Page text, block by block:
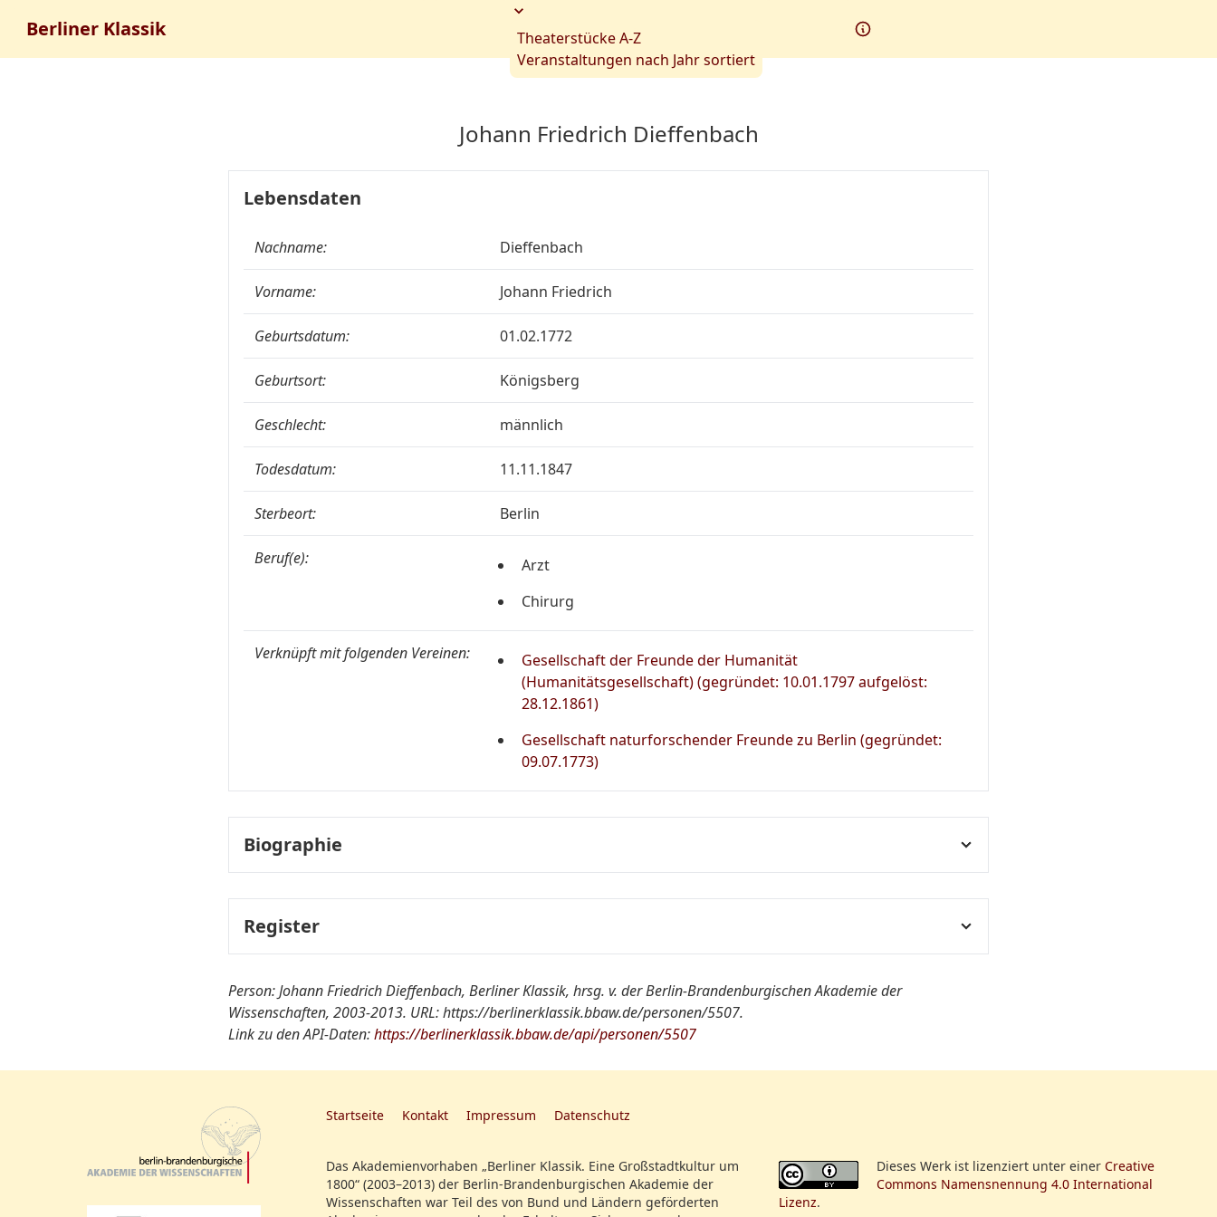
Berliner Klassik
Theaterstücke A-Z
Veranstaltungen nach Jahr sortiert
Johann Friedrich Dieffenbach
Lebensdaten
Nachname: Dieffenbach
Vorname: Johann Friedrich
Geburtsdatum: 01.02.1772
Geburtsort: Königsberg
Geschlecht: männlich
Todesdatum: 11.11.1847
Sterbeort: Berlin
Beruf(e):
Arzt
Chirurg
Verknüpft mit folgenden Vereinen:
Gesellschaft der Freunde der Humanität
(Humanitätsgesellschaft) (gegründet: 10.01.1797 aufgelöst:
28.12.1861)
Gesellschaft naturforschender Freunde zu Berlin (gegründet:
09.07.1773)
Biographie
Lebenslauf: Dr. medicinae
Mitglied der Gesellschaft der Freunde der Humanität.
Weitere biographische Angaben konnten bisher nicht ermittelt
werden.
Register
Chirurgie
Gruppen/Vereinigungen-Register: Humanitätsgesellschaft
Person: Johann Friedrich Dieffenbach, Berliner Klassik, hrsg. v. der Berlin-Brandenburgischen Akademie der
Wissenschaften, 2003-2013. URL: https://berlinerklassik.bbaw.de/personen/5507.
Link zu den API-Daten:https://berlinerklassik.bbaw.de/api/personen/5507
Startseite Kontakt Impressum Datenschutz
Das Akademienvorhaben „Berliner Klassik. Eine Großstadtkultur um
1800“ (2003–2013) der Berlin-Brandenburgischen Akademie der
Wissenschaften war Teil des von Bund und Ländern geförderten
Dieses Werk ist lizenziert unter einer Creative
Commons Namensnennung 4.0 International
Lizenz.